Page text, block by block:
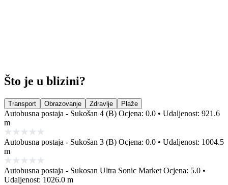
Što je u blizini?
Transport Obrazovanje Zdravlje Plaže
Autobusna postaja - Sukošan 4 (B) Ocjena: 0.0 • Udaljenost: 921.6
m
Autobusna postaja - Sukošan 3 (B) Ocjena: 0.0 • Udaljenost: 1004.5
m
Autobusna postaja - Sukosan Ultra Sonic Market Ocjena: 5.0 •
Udaljenost: 1026.0 m